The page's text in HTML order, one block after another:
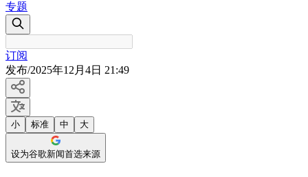
专题
订阅
发布/2025年12月4日 21:49
小 标准 中 大
设为谷歌新闻首选来源